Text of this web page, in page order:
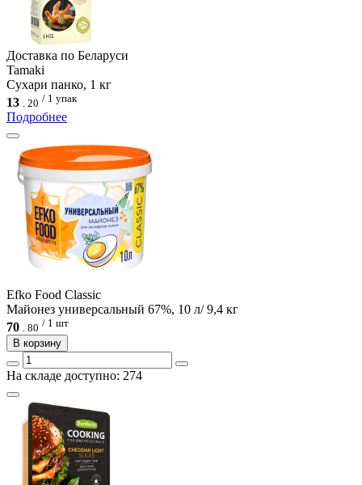
Доcтавка по Беларуси
Tamaki
Сухари панко, 1 кг
13 . 20 / 1 упак
Подробнее
Efko Food Сlassic
Майонез универсальный 67%, 10 л/ 9,4 кг
70 . 80 / 1 шт
В корзину
На складе доступно: 274